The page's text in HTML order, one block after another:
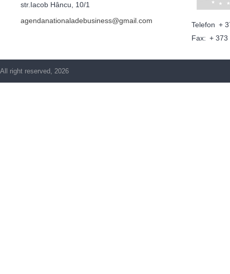
str.Iacob Hâncu, 10/1
agendanationaladebusiness@gmail.com
Telefon +
Fax: + 373
All right reserved, 2026